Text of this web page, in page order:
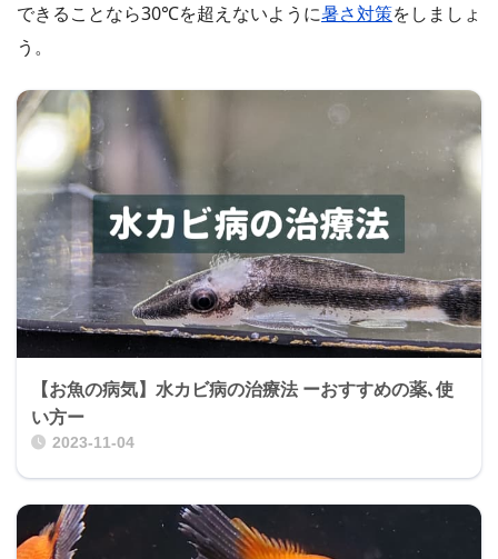
できることなら30℃を超えないように暑さ対策をしましょ
う。
【お魚の病気】水カビ病の治療法 ーおすすめの薬､使
い方ー
2023-11-04